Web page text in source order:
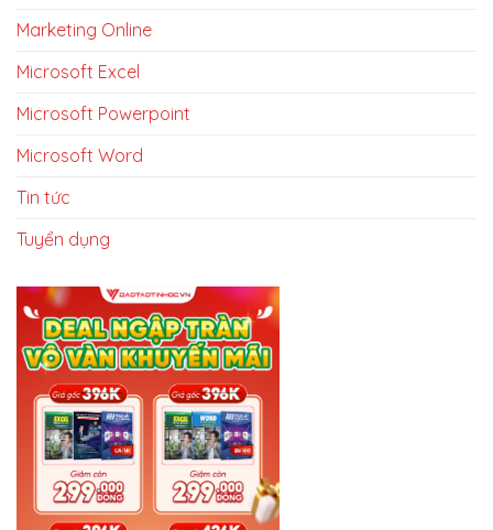
Marketing Online
Microsoft Excel
Microsoft Powerpoint
Microsoft Word
Tin tức
Tuyển dụng